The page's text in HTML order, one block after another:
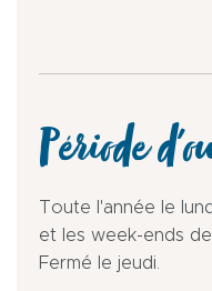
Période
Toute l'année le
et les week-ends de
Fermé le jeudi.